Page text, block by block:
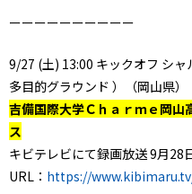
ーーーーーーーーーー
9/27 (土) 13:00 キックオフ シ
多目的グラウンド ）（岡山県）
吉備国際大学Ｃｈａｒｍｅ岡山
ス
キビテレビにて録画放送 9月28
URL： https://